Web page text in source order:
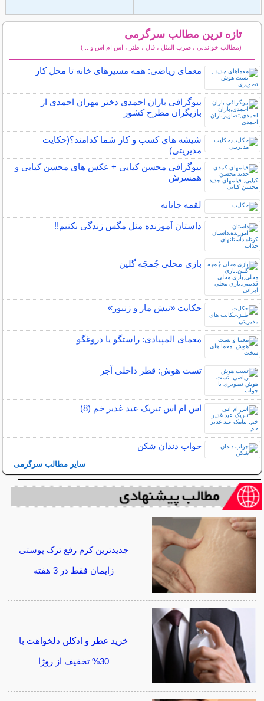
تازه ترین مطالب سرگرمی
(مطالب خواندنی ، ضرب المثل ، فال ، طنز ، اس ام اس و ...)
معمای ریاضی: همه مسیرهای خانه تا محل کار
بیوگرافی باران احمدی دختر مهران احمدی از
بازیگران مطرح کشور
شيشه هاي كسب و كار شما كدامند؟(حکایت
مدیریتی)
بیوگرافی محسن کیایی + عکس های محسن کیایی و
همسرش
لقمه جانانه
داستان آموزنده مثل مگس زندگی نکنیم!!
بازی محلی چُمچَه گلین
حکایت «نیش مار و زنبور»
معمای المپیادی: راستگو یا دروغگو
تست هوش: قطر داخلی آجر
اس ام اس تبریک عید غدیر خم (8)
جواب دندان شکن
سایر مطالب سرگرمی
جدیدترین کرم رفع ترک پوستی
زایمان فقط در 3 هفته
خرید عطر و ادکلن دلخواهت با
30% تخفیف از روژا